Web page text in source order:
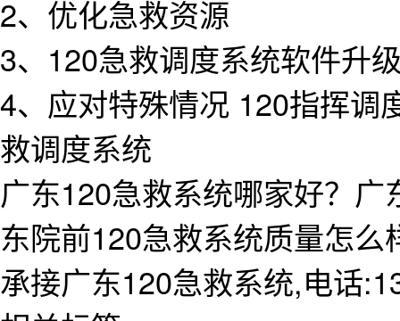
2、优化急救资源
3、120急救调度系统软件升
4、应对特殊情况 120指挥调
救调度系统
广东120急救系统哪家好？
东院前120急救系统质量怎
承接广东120急救系统,电话